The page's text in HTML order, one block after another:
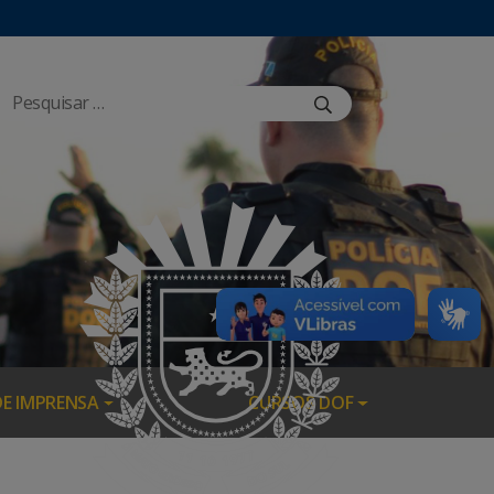
IMPRENSA CURSOS DOF